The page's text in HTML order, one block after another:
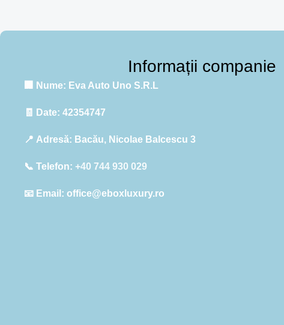
Informații companie
Nume: Eva Auto Uno S.R.L
🧾 Date: 42354747
📍 Adresă: Bacău, Nicolae Balcescu 3
📞 Telefon: +40 744 930 029
📧 Email: office@eboxluxury.ro